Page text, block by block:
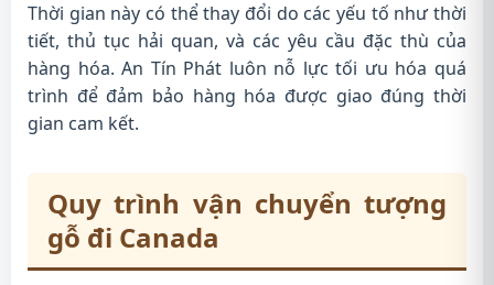
Thời gian này có thể thay đổi do các yếu tố như thời
tiết, thủ tục hải quan, và các yêu cầu đặc thù của
hàng hóa. An Tín Phát luôn nỗ lực tối ưu hóa quá
trình để đảm bảo hàng hóa được giao đúng thời
gian cam kết.
Quy trình vận chuyển tượng
gỗ đi Canada